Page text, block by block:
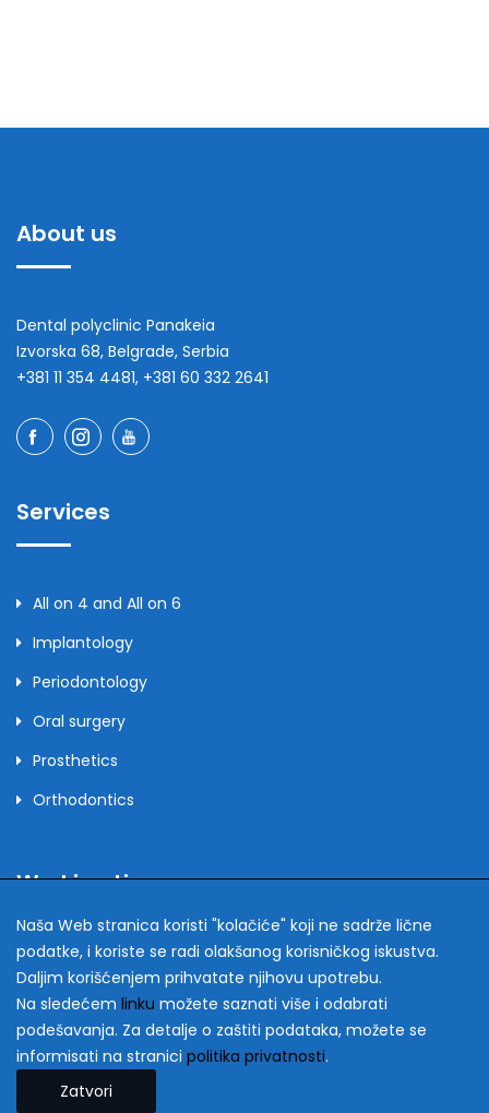
About us
Dental polyclinic Panakeia
Izvorska 68, Belgrade, Serbia
+381 11 354 4481, +381 60 332 2641
Services
All on 4 and All on 6
Implantology
Periodontology
Oral surgery
Prosthetics
Orthodontics
Working time
monday - friday
saturday
sunday
closed
Naša Web stranica koristi "kolačiće" koji ne sadrže lične
podatke, i koriste se radi olakšanog korisničkog iskustva.
Daljim korišćenjem prihvatate njihovu upotrebu.
Na sledećem linku možete saznati više i odabrati
podešavanja. Za detalje o zaštiti podataka, možete se
informisati na stranici politika privatnosti.
Zatvori